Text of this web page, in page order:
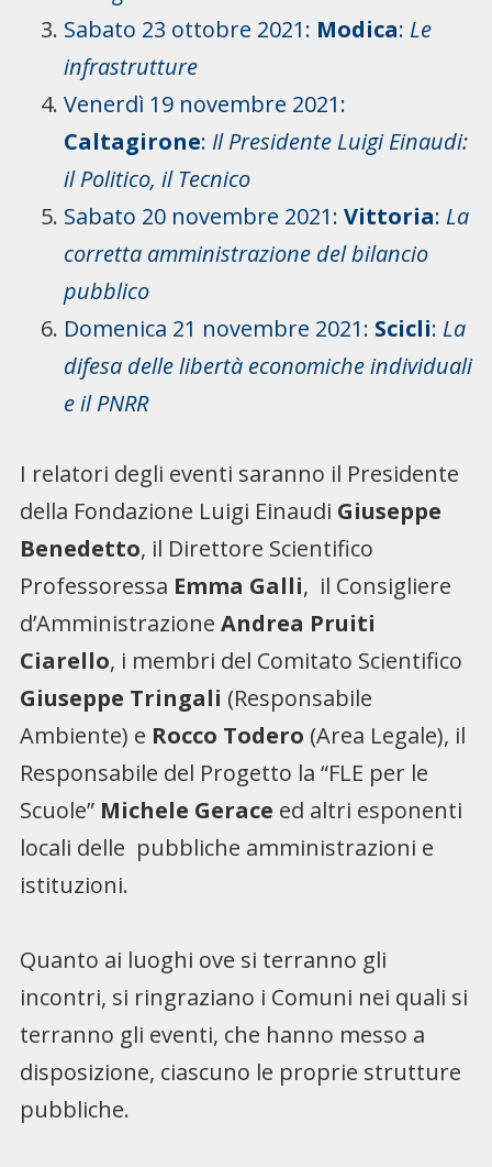
Sabato 23 ottobre 2021: Modica: Le
infrastrutture
Venerdì 19 novembre 2021:
Caltagirone: Il Presidente Luigi Einaudi:
il Politico, il Tecnico
Sabato 20 novembre 2021: Vittoria: La
corretta amministrazione del bilancio
pubblico
Domenica 21 novembre 2021: Scicli: La
difesa delle libertà economiche individuali
e ilPNRR
I relatori degli eventi saranno il Presidente
della Fondazione Luigi Einaudi Giuseppe
Benedetto, il Direttore Scientifico
Professoressa Emma Galli, il Consigliere
d’Amministrazione Andrea Pruiti
Ciarello, i membri del Comitato Scientifico
Giuseppe Tringali (Responsabile
Ambiente) e Rocco Todero (Area Legale), il
Responsabile del Progetto la “FLE per le
Scuole” Michele Gerace ed altri esponenti
locali delle pubbliche amministrazioni e
istituzioni.
Quanto ai luoghi ove si terranno gli
incontri, si ringraziano i Comuni nei quali si
terranno gli eventi, che hanno messo a
disposizione, ciascuno le proprie strutture
pubbliche.